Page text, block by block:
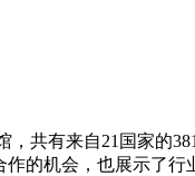
，共有来自21国家的
的机会，也展示了